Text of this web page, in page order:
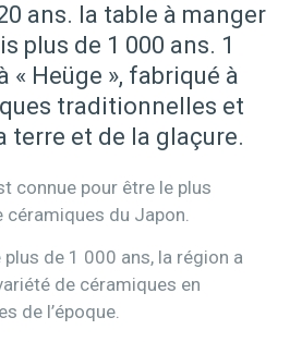
ans. la table à manger
plus de 1 000 ans. 1
« Heüge », fabriqué à
traditionnelles et
terre et de la glaçure.
connue pour être le plus
du Japon.
de 1 000 ans, la région a
de céramiques en
de l’époque.